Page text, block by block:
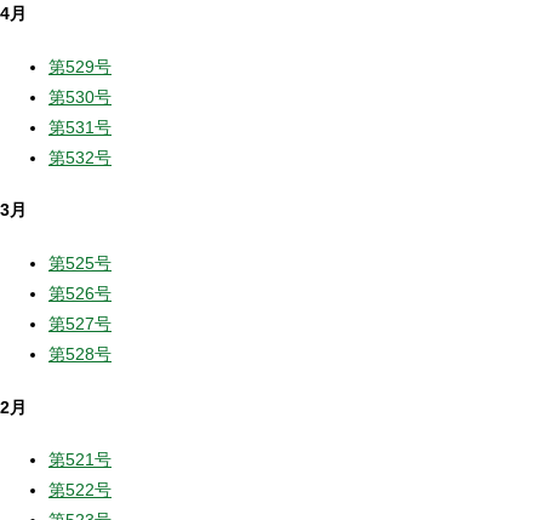
4月
第529号
第530号
第531号
第532号
3月
第525号
第526号
第527号
第528号
2月
第521号
第522号